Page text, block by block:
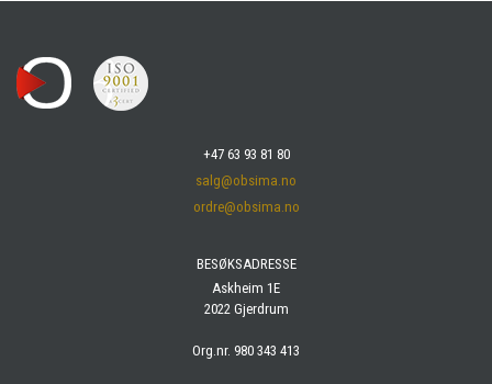
+47 63 93 81 80
salg@obsima.no
ordre@obsima.no
BESØKSADRESSE
Askheim 1E
2022 Gjerdrum
Org.nr. 980 343 413